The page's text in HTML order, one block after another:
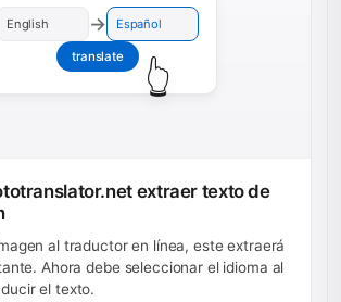
English → Español
translate
👆
extraer texto de
al traductor en línea, este extraerá
Ahora debe seleccionar el idioma al
el texto.